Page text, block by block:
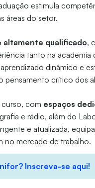
estimula
áreas do setor.
qualificado,
tanto na academia
dinâmico e
pensamento crítico dos
com espaços
e rádio, além do
e atualizada,
no mercado de trabalho.
Inscreva-se aqui!